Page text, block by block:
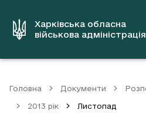
вмістуХарківська обласна
військова адміністрація
Головна Документи
2013 рік Листопад